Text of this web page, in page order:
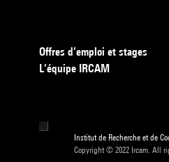
Offres d’emploi et stages
L’équipe IRCAM
Institut de Recherche et de
Copyright © 2022 Ircam. All